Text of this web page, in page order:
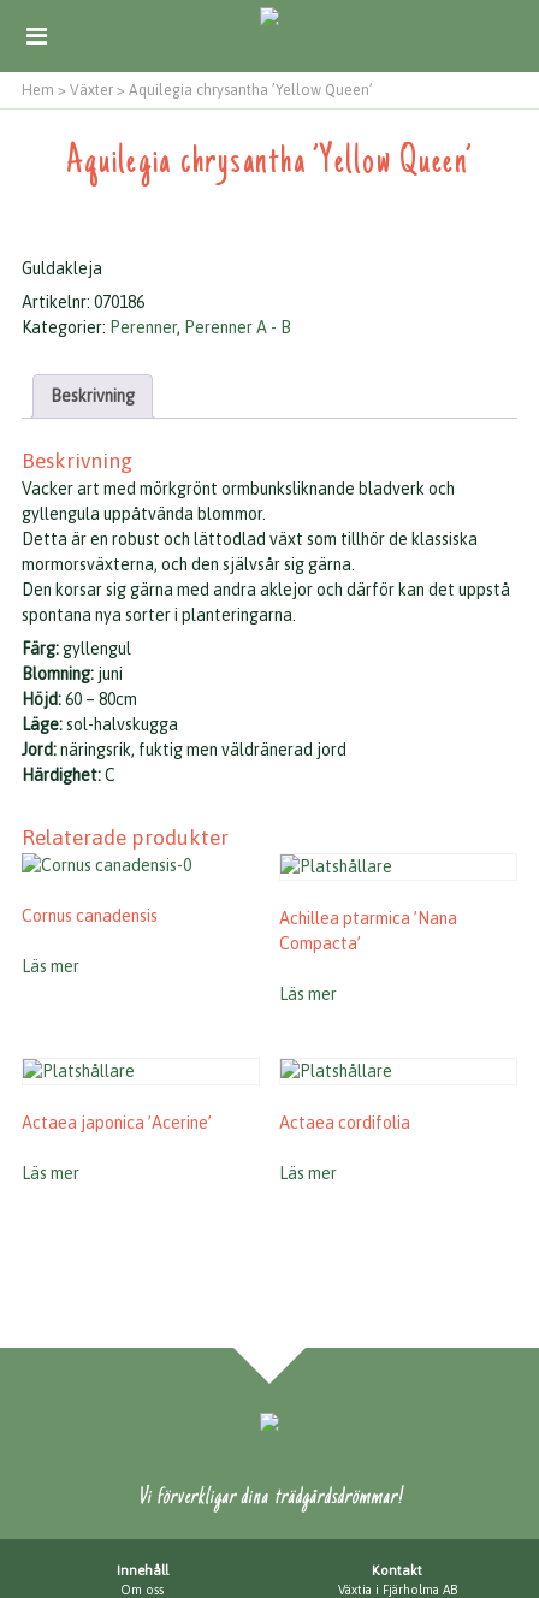
Hem > Växter > Aquilegia chrysantha ’Yellow Queen’
Aquilegia chrysantha ’Yellow Queen’
Guldakleja
Artikelnr: 070186
Kategorier: Perenner, Perenner A - B
Beskrivning
Beskrivning
Vacker art med mörkgrönt ormbunksliknande bladverk och
gyllengula uppåtvända blommor.
Detta är en robust och lättodlad växt som tillhör de klassiska
mormorsväxterna, och den självsår sig gärna.
Den korsar sig gärna med andra aklejor och därför kan det uppstå
spontana nya sorter i planteringarna.
Färg:gyllengul
Blomning: juni
Höjd:60 – 80cm
Läge:sol-halvskugga
Jord:näringsrik, fuktig men väldränerad jord
Härdighet:C
Relaterade produkter
Cornus canadensis
Läs mer
Achillea ptarmica ’Nana
Compacta’
Läs mer
Actaea japonica ’Acerine’
Läs mer
Actaea cordifolia
Läs mer
Vi förverkligar dina trädgårdsdrömmar!
Innehåll
Om oss
Kontakt
Växtia i Fjärholma AB